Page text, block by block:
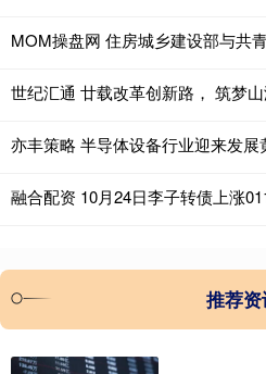
亦丰策略 半导体设备行业迎来发
融合配资 10月24日李子转债上涨
推荐